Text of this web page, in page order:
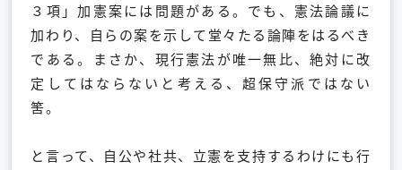
３項」加憲案には問題がある。でも、憲法論議に
加わり、自らの案を示して堂々たる論陣をはるべき
である。まさか、現行憲法が唯一無比、絶対に改
定してはならないと考える、超保守派ではない
筈。
と言って、自公や社共、立憲を支持するわけにも行